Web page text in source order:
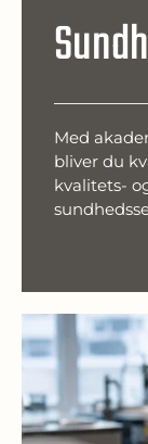
Med
bliver du
kvalitets-